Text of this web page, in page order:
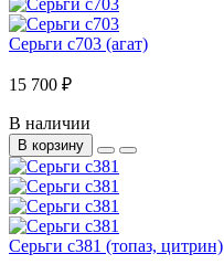
Серьги с703 (агат)
15 700 ₽
В наличии
В корзину
Серьги с381 (топаз, цитрин)